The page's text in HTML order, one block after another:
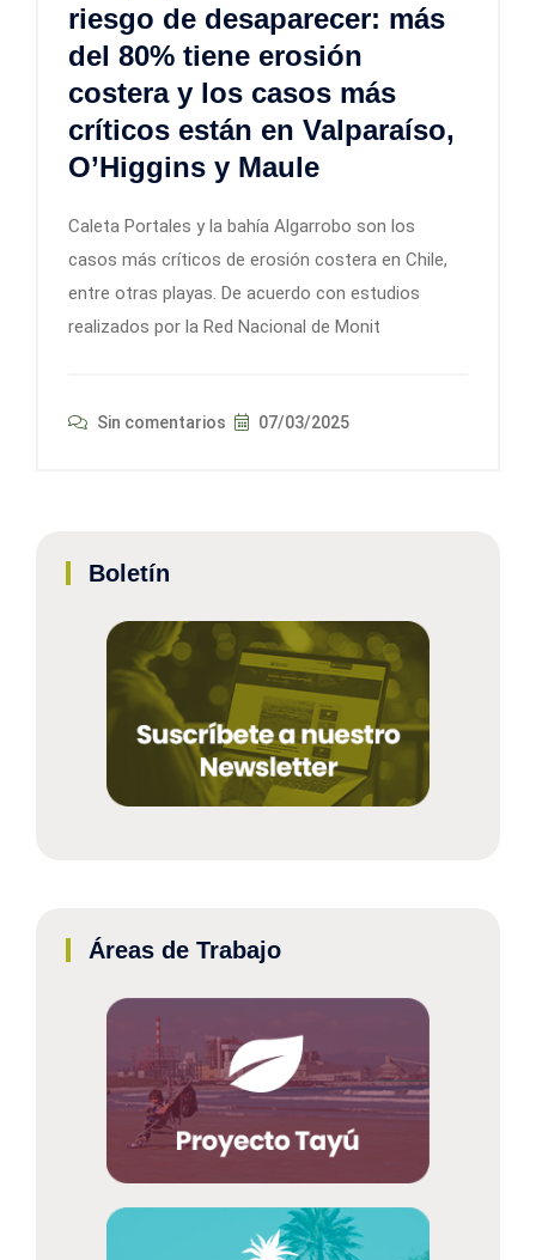
riesgo de desaparecer: más
del 80% tiene erosión
costera y los casos más
críticos están en Valparaíso,
O’Higgins y Maule
Caleta Portales y la bahía Algarrobo son los
casos más críticos de erosión costera en Chile,
entre otras playas. De acuerdo con estudios
realizados por la Red Nacional de Monit
Sin comentarios 07/03/2025
Boletín
Áreas de Trabajo